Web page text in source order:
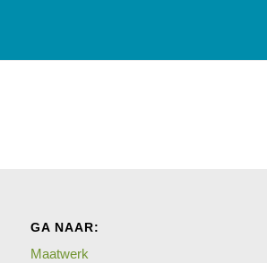
GA NAAR:
Maatwerk